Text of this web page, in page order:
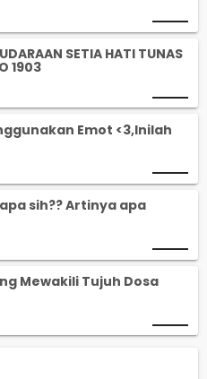
SETIA HATI TUNAS
1903
Emot <3,Inilah
sih?? Artinya apa
Mewakili Tujuh Dosa